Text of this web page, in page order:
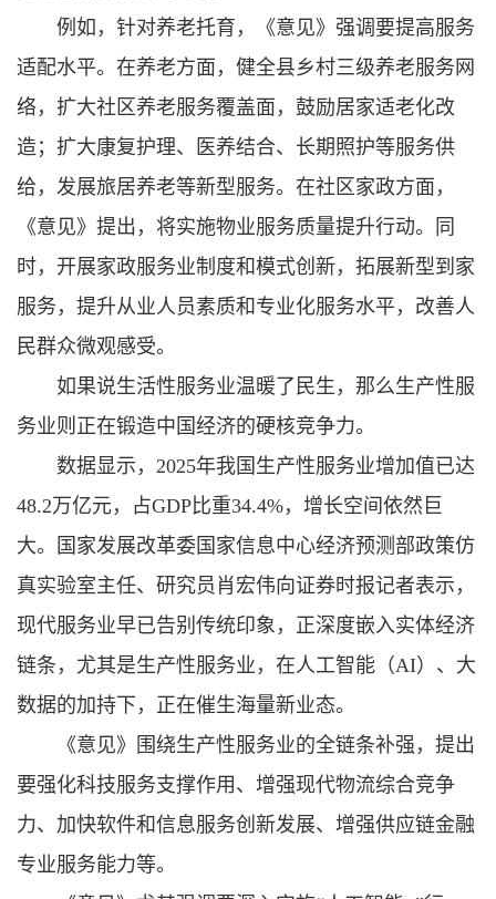
例如，针对养老托育，《意见》强调要提高服务
适配水平。在养老方面，健全县乡村三级养老服务网
络，扩大社区养老服务覆盖面，鼓励居家适老化改
造；扩大康复护理、医养结合、长期照护等服务供
给，发展旅居养老等新型服务。在社区家政方面，
《意见》提出，将实施物业服务质量提升行动。同
时，开展家政服务业制度和模式创新，拓展新型到家
服务，提升从业人员素质和专业化服务水平，改善人
民群众微观感受。
如果说生活性服务业温暖了民生，那么生产性服
务业则正在锻造中国经济的硬核竞争力。
数据显示，2025年我国生产性服务业增加值已达
48.2万亿元，占GDP比重34.4%，增长空间依然巨
大。国家发展改革委国家信息中心经济预测部政策仿
真实验室主任、研究员肖宏伟向证券时报记者表示，
现代服务业早已告别传统印象，正深度嵌入实体经济
链条，尤其是生产性服务业，在人工智能（AI）、大
数据的加持下，正在催生海量新业态。
《意见》围绕生产性服务业的全链条补强，提出
要强化科技服务支撑作用、增强现代物流综合竞争
力、加快软件和信息服务创新发展、增强供应链金融
专业服务能力等。